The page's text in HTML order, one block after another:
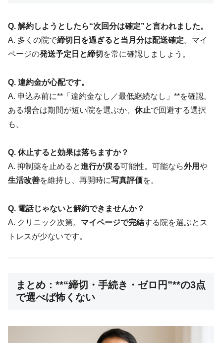
Q. 解約しようとしたら“次回分は確定”と言われました。
A. 多くの院で締切日を過ぎると当月分は配送確定。マイ
ページの発送予定日と締切 を常に確認しましょう。
Q. 違約金が心配です。
A. 申込み前に**「違約金なし／最低継続なし」**を確認。
ある場合は期間が短い院を選ぶか、 休止で回避する選択
も。
Q. 休止すると効果は落ちますか？
A. 抑制薬を止めると進行が戻る可能性。可能なら外用や
生活改善を維持し、再開時に写真評価を。
Q. 電話じゃないと解約できませんか？
A. クリニック次第。 マイページで完結する院を選ぶとス
トレスが少ないです。
まとめ：**“締切・手続き・ゼロ円”**の3点
で選べば怖くない